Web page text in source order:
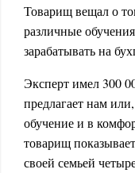
Товарищ вещал о
различные
зарабатывать на
Эксперт имел 300
предлагает нам
обучение и в
товарищ
своей семьей